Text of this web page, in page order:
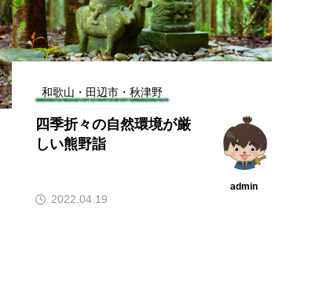
和歌山・田辺市・秋津野
四季折々の自然環境が厳
しい熊野詣
admin
2022.04.19